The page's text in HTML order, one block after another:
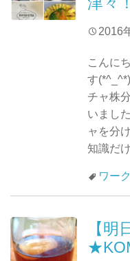
2016
こんに
す
チャ株
いまし
ャを分
知識だ
ワー
【明